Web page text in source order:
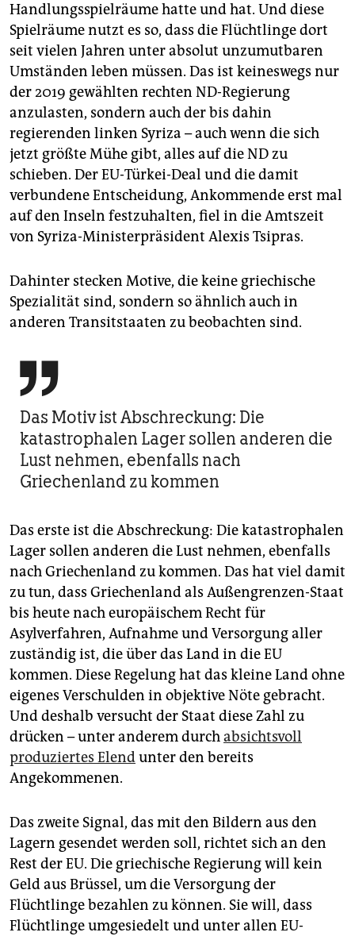
Handlungsspielräume hatte und hat. Und diese
Spielräume nutzt es so, dass die Flüchtlinge dort
seit vielen Jahren unter absolut unzumutbaren
Umständen leben müssen. Das ist keineswegs nur
der 2019 gewählten rechten ND-Regierung
anzulasten, sondern auch der bis dahin
regierenden linken Syriza – auch wenn die sich
jetzt größte Mühe gibt, alles auf die ND zu
schieben. Der EU-Türkei-Deal und die damit
verbundene Entscheidung, Ankommende erst mal
auf den Inseln festzuhalten, fiel in die Amtszeit
von Syriza-Ministerpräsident Alexis Tsipras.
Dahinter stecken Motive, die keine griechische
Spezialität sind, sondern so ähnlich auch in
anderen Transitstaaten zu beobachten sind.

Das Motiv ist Abschreckung: Die
katastrophalen Lager sollen anderen die
Lust nehmen, ebenfalls nach
Griechenland zu kommen
Das erste ist die Abschreckung: Die katastrophalen
Lager sollen anderen die Lust nehmen, ebenfalls
nach Griechenland zu kommen. Das hat viel damit
zu tun, dass Griechenland als Außengrenzen-Staat
bis heute nach europäischem Recht für
Asylverfahren, Aufnahme und Versorgung aller
zuständig ist, die über das Land in die EU
kommen. Diese Regelung hat das kleine Land ohne
eigenes Verschulden in objektive Nöte gebracht.
Und deshalb versucht der Staat diese Zahl zu
drücken – unter anderem durchabsichtsvoll
produziertes Elendunter den bereits
Angekommenen.
Das zweite Signal, das mit den Bildern aus den
Lagern gesendet werden soll, richtet sich an den
Rest der EU. Die griechische Regierung will kein
Geld aus Brüssel, um die Versorgung der
Flüchtlinge bezahlen zu können. Sie will, dass
Flüchtlinge umgesiedelt und unter allen EU-